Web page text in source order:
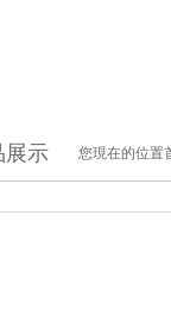
展示 您現在的位置